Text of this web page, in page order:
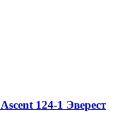
124-1 Эверест